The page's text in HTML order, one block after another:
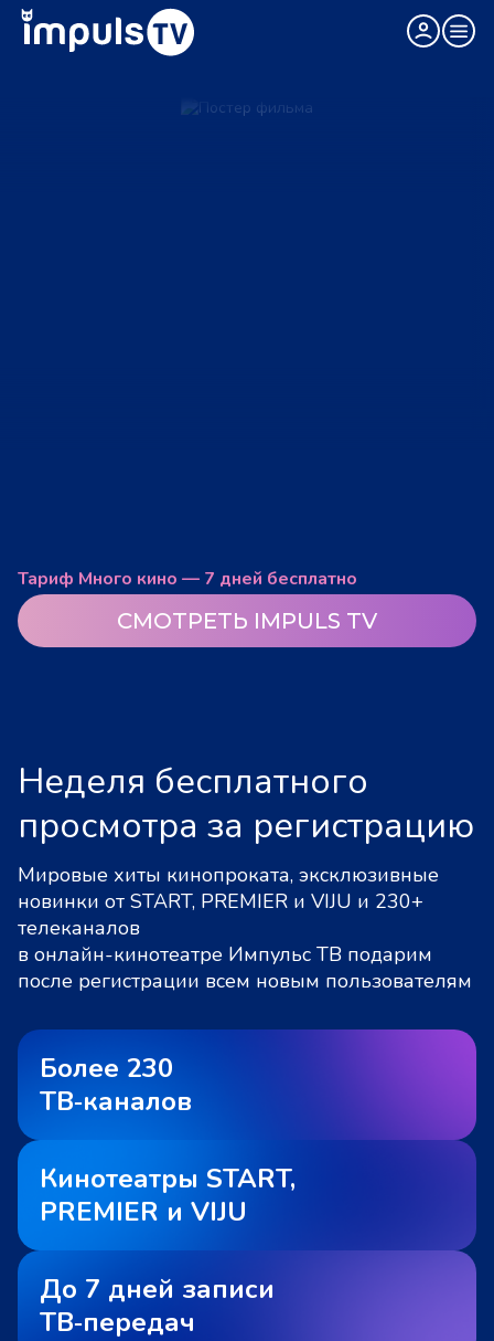
Тариф Много кино — 7 дней бесплатно
СМОТРЕТЬ IMPULS TV
Неделя бесплатного
просмотра за регистрацию
Мировые хиты кинопроката, эксклюзивные
новинки от START, PREMIER и VIJU и 230+
телеканалов
в онлайн-кинотеатре Импульс ТВ подарим
после регистрации всем новым пользователям
Более 230
ТВ‑каналов
Кинотеатры START,
PREMIER и VIJU
До 7 дней записи
ТВ‑передач